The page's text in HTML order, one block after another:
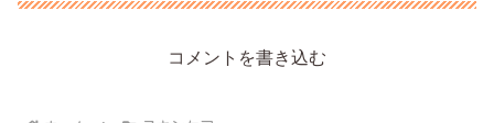
コメントを書き込む